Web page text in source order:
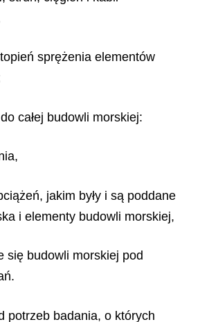
sprężenia elementów
całej budowli morskiej:
jakim były i są poddane
i elementy budowli morskiej,
się budowli morskiej pod
potrzeb badania, o których